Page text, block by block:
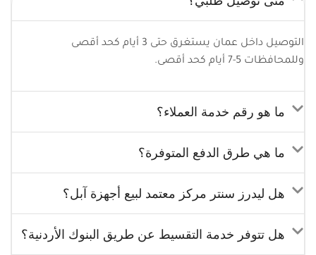
التوصيل داخل عمان يستغرق حتى 3 أيام كحد أقصى
وللمحافظات 5-7 أيام كحد أقصى.
ما هو رقم خدمة العملاء؟
ما هي طرق الدفع المتوفرة؟
هل ليدرز سنتر مركز معتمد لبيع أجهزة آبل؟
هل تتوفر خدمة التقسيط عن طريق البنوك الأردنية؟